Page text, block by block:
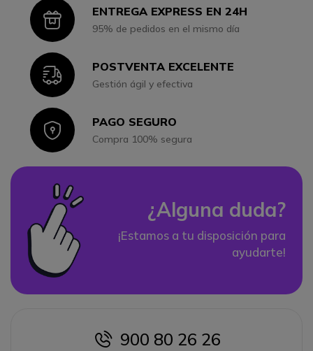
IconENTREGA EXPRESS EN 24H
95% de pedidos en el mismo día
IconPOSTVENTA EXCELENTE
Gestión ágil y efectiva
IconPAGO SEGURO
Compra 100% segura
¿Alguna duda?
¡Estamos a tu disposición para
ayudarte!
icon
900 80 26 26